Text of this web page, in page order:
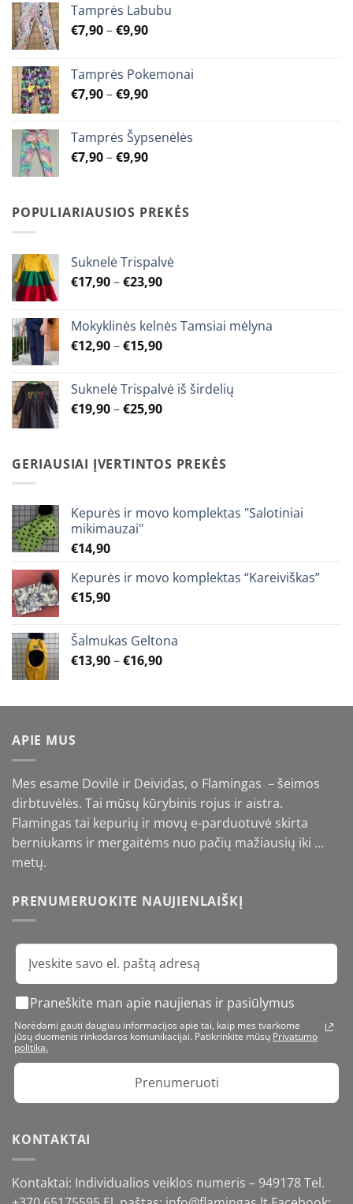
options
may
be
on
the
product
Tamprės Labubu
€7,90–€9,90Price
through
€9,90
Tamprės Pokemonai
€7,90–€9,90Price
through
€9,90
Tamprės Šypsenėlės
€7,90–€9,90Price
through
€9,90
POPULIARIAUSIOS PREKĖS
Suknelė Trispalvė
€17,90–€23,90Price
through
€23,90
Mokyklinės kelnės Tamsiai mėlyna
€12,90–€15,90Price
through
€15,90
Suknelė Trispalvė iš širdelių
€19,90–€25,90Price
through
€25,90
GERIAUSIAI ĮVERTINTOS PREKĖS
Kepurės ir movo komplektas "Salotiniai
mikimauzai"
€14,90
Kepurės ir movo komplektas “Kareiviškas”
€15,90
Šalmukas Geltona
€13,90–€16,90Price
through
APIE MUS
Mes esame Dovilė ir Deividas, o Flamingas – šeimos
dirbtuvėlės. Tai mūsų kūrybinis rojus ir aistra.
Flamingas tai kepurių ir movų e-parduotuvė skirta
berniukams ir mergaitėms nuo pačių mažiausių iki …
metų.
PRENUMERUOKITE NAUJIENLAIŠKĮ
Praneškite man apie naujienas ir pasiūlymus
Norėdami gauti daugiau informacijos apie tai, kaip mes tvarkome
jūsų duomenis rinkodaros komunikacijai. Patikrinkite mūsų Privatumo
politiką.
Prenumeruoti
KONTAKTAI
Kontaktai: Individualios veiklos numeris – 949178 Tel.